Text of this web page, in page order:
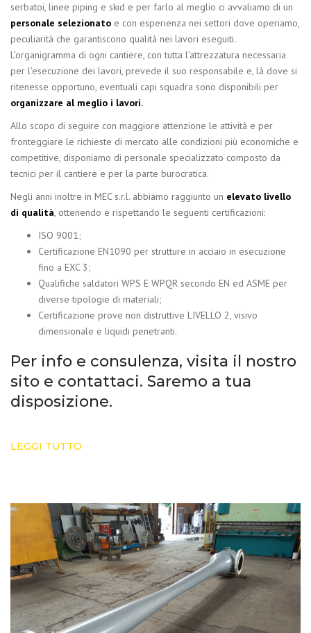
serbatoi, linee piping e skid e per farlo al meglio ci avvaliamo di un
personale selezionato e con esperienza nei settori dove operiamo,
peculiarità che garantiscono qualità nei lavori eseguiti.
L’organigramma di ogni cantiere, con tutta l’attrezzatura necessaria
per l’esecuzione dei lavori, prevede il suo responsabile e, là dove si
ritenesse opportuno, eventuali capi squadra sono disponibili per
organizzare al meglio i lavori.
Allo scopo di seguire con maggiore attenzione le attività e per
fronteggiare le richieste di mercato alle condizioni più economiche e
competitive, disponiamo di personale specializzato composto da
tecnici per il cantiere e per la parte burocratica.
Negli anni inoltre in MEC s.r.l. abbiamo raggiunto un elevato livello
di qualità, ottenendo e rispettando le seguenti certificazioni:
ISO 9001;
Certificazione EN1090 per strutture in acciaio in esecuzione
fino a EXC 3;
Qualifiche saldatori WPS E WPQR secondo EN ed ASME per
diverse tipologie di materiali;
Certificazione prove non distruttive LIVELLO 2, visivo
dimensionale e liquidi penetranti.
Per info e consulenza, visita il nostro
sito e contattaci. Saremo a tua
disposizione.
LEGGI TUTTO